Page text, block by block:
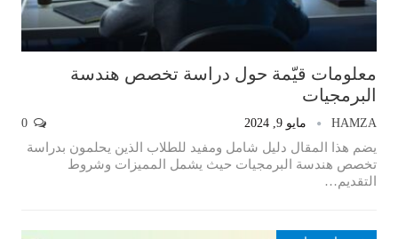
معلومات قيّمة حول دراسة تخصص هندسة
البرمجيات
HAMZA مايو 9, 2024
يضم هذا المقال دليل شامل ومفيد للطلاب الذين يحلمون بدراسة
تخصص هندسة البرمجيات حيث يشمل المميزات وشروط
التقديم…